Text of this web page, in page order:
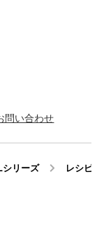
問い合わせ
リーズ レシピ